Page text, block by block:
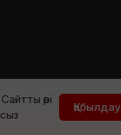
әрі
Қабылдау